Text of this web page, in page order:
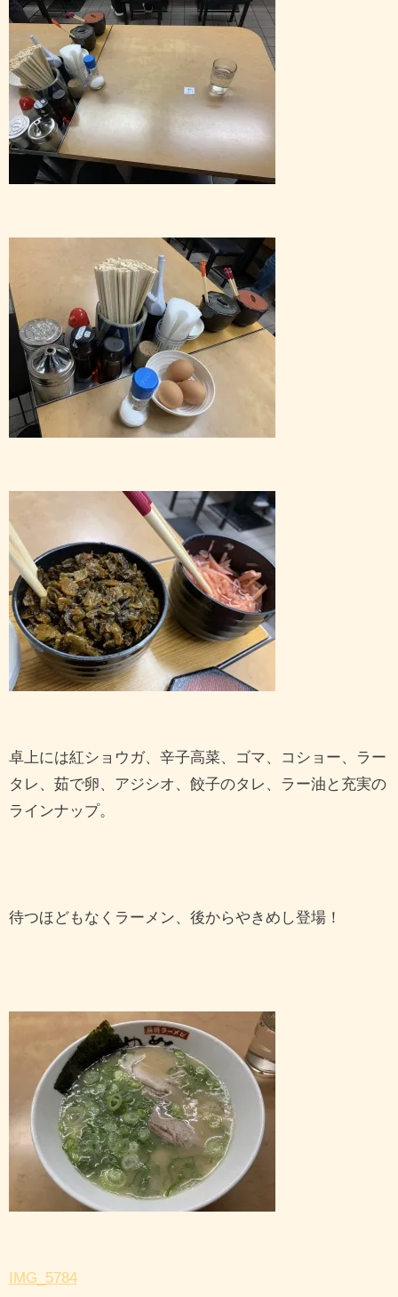
卓上には紅ショウガ、辛子高菜、ゴマ、コショー、ラー
タレ、茹で卵、アジシオ、餃子のタレ、ラー油と充実の
ラインナップ。
待つほどもなくラーメン、後からやきめし登場！
IMG_5784